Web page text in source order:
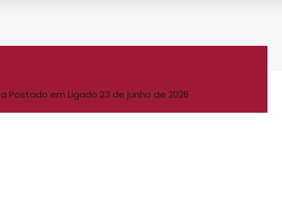
Postado em Ligado 23 de junho de 2026